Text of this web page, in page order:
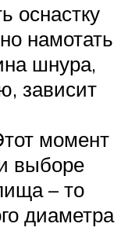
оснастку
намотать
шнура,
зависит
момент
выборе
– то
диаметра